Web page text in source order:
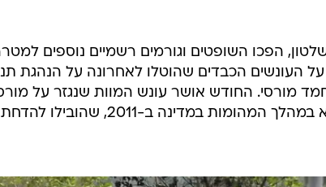
הפכו השופטים וגורמים רשמיים נוספים
על העונשים הכבדים שהוטלו לאחרונה על הנהגת
מורסי. החודש אושר עונש המוות שנגזר על
ועל בכירי התנועה בגין בריחתם מבית הכלא במהלך המהומות במדינה ב-